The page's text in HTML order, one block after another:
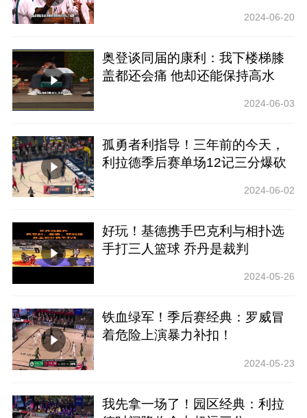
2024-06-20
奥登谈同届的康利：我下楼梯膝
盖都还会痛 他却还能保持高水
2024-06-03
孤勇者利指导！三年前的今天，
利拉德季后赛单场12记三分爆砍
2024-06-02
好玩！基德携手巴克利与相扑选
手打三人篮球 乔丹是裁判
2024-05-26
铁血绿军！季后赛经典：罗威冒
着危险上演暴力补扣！
2024-05-23
我先拿一场了！园区经典：利拉